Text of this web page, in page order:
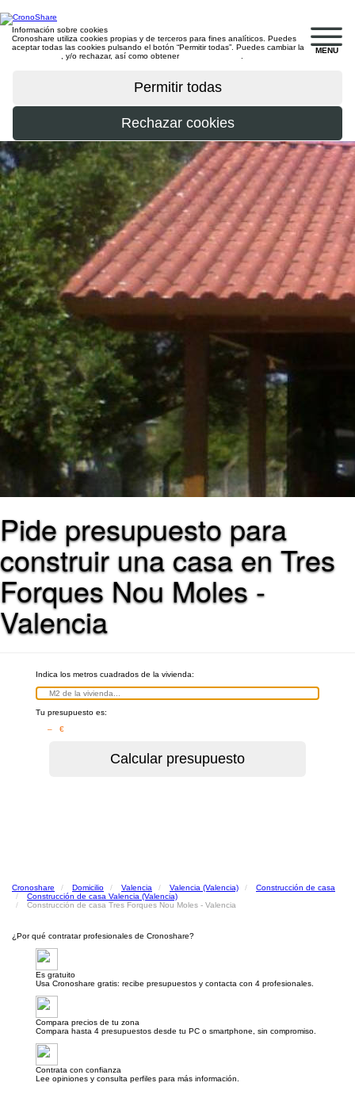
MENU
Información sobre cookies
Cronoshare utiliza cookies propias y de terceros para fines analíticos. Puedes
aceptar todas las cookies pulsando el botón “Permitir todas”. Puedes cambiar la
, y/o rechazar, así como obtener
Pide presupuesto para
construir una casa en Tres
Forques Nou Moles -
Valencia
Indica los metros cuadrados de la vivienda:
Tu presupuesto es:
– €
Cronoshare Domicilio Valencia Valencia (Valencia)
Construcción de casa
Construcción de casa Valencia (Valencia)
Construcción de casa Tres Forques Nou Moles - Valencia
¿Por qué contratar profesionales de Cronoshare?
Es gratuito
Usa Cronoshare gratis: recibe presupuestos y contacta con 4 profesionales.
Compara precios de tu zona
Compara hasta 4 presupuestos desde tu PC o smartphone, sin compromiso.
Contrata con confianza
Lee opiniones y consulta perfiles para más información.